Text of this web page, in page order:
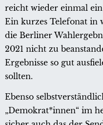
reicht wieder einmal
Ein kurzes Telefonat in
die Berliner
2021 nicht zu
Ergebnisse so gut
sollten.
Ebenso
„Demokrat*innen“ im